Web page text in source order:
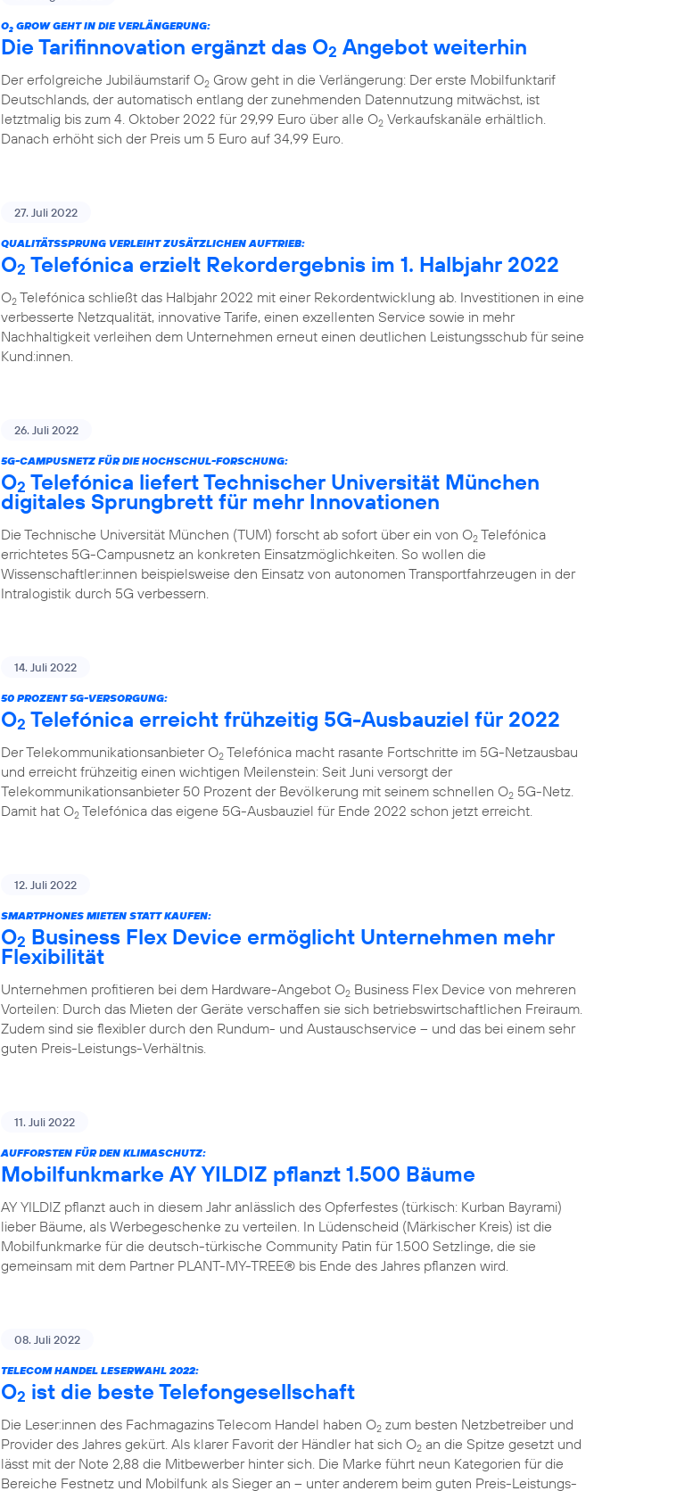
O2 GROW GEHT IN DIE VERLÄNGERUNG:
Die Tarifinnovation ergänzt das O2 Angebot weiterhin
Der erfolgreiche Jubiläumstarif O2 Grow geht in die Verlängerung: Der erste Mobilfunktarif
Deutschlands, der automatisch entlang der zunehmenden Datennutzung mitwächst, ist
letztmalig bis zum 4. Oktober 2022 für 29,99 Euro über alle O2 Verkaufskanäle erhältlich.
Danach erhöht sich der Preis um 5 Euro auf 34,99 Euro.
27. Juli 2022
QUALITÄTSSPRUNG VERLEIHT ZUSÄTZLICHEN AUFTRIEB:
O2 Telefónica erzielt Rekordergebnis im 1. Halbjahr 2022
O2 Telefónica schließt das Halbjahr 2022 mit einer Rekordentwicklung ab. Investitionen in eine
verbesserte Netzqualität, innovative Tarife, einen exzellenten Service sowie in mehr
Nachhaltigkeit verleihen dem Unternehmen erneut einen deutlichen Leistungsschub für seine
Kund:innen.
26. Juli 2022
5G-CAMPUSNETZ FÜR DIE HOCHSCHUL-FORSCHUNG:
O2 Telefónica liefert Technischer Universität München
digitales Sprungbrett für mehr Innovationen
Die Technische Universität München (TUM) forscht ab sofort über ein von O2 Telefónica
errichtetes 5G-Campusnetz an konkreten Einsatzmöglichkeiten. So wollen die
Wissenschaftler:innen beispielsweise den Einsatz von autonomen Transportfahrzeugen in der
Intralogistik durch 5G verbessern.
14. Juli 2022
50 PROZENT 5G-VERSORGUNG:
O2 Telefónica erreicht frühzeitig 5G-Ausbauziel für 2022
Der Telekommunikationsanbieter O2 Telefónica macht rasante Fortschritte im 5G-Netzausbau
und erreicht frühzeitig einen wichtigen Meilenstein: Seit Juni versorgt der
Telekommunikationsanbieter 50 Prozent der Bevölkerung mit seinem schnellen O2 5G-Netz.
Damit hat O2 Telefónica das eigene 5G-Ausbauziel für Ende 2022 schon jetzt erreicht.
12. Juli 2022
SMARTPHONES MIETEN STATT KAUFEN:
O2 Business Flex Device ermöglicht Unternehmen mehr
Flexibilität
Unternehmen profitieren bei dem Hardware-Angebot O2 Business Flex Device von mehreren
Vorteilen: Durch das Mieten der Geräte verschaffen sie sich betriebswirtschaftlichen Freiraum.
Zudem sind sie flexibler durch den Rundum- und Austauschservice – und das bei einem sehr
guten Preis-Leistungs-Verhältnis.
11. Juli 2022
AUFFORSTEN FÜR DEN KLIMASCHUTZ:
Mobilfunkmarke AY YILDIZ pflanzt 1.500 Bäume
AY YILDIZ pflanzt auch in diesem Jahr anlässlich des Opferfestes (türkisch: Kurban Bayrami)
lieber Bäume, als Werbegeschenke zu verteilen. In Lüdenscheid (Märkischer Kreis) ist die
Mobilfunkmarke für die deutsch-türkische Community Patin für 1.500 Setzlinge, die sie
gemeinsam mit dem Partner PLANT-MY-TREE® bis Ende des Jahres pflanzen wird.
08. Juli 2022
TELECOM HANDEL LESERWAHL 2022:
O2 ist die beste Telefongesellschaft
Die Leser:innen des Fachmagazins Telecom Handel haben O2 zum besten Netzbetreiber und
Provider des Jahres gekürt. Als klarer Favorit der Händler hat sich O2 an die Spitze gesetzt und
lässt mit der Note 2,88 die Mitbewerber hinter sich. Die Marke führt neun Kategorien für die
Bereiche Festnetz und Mobilfunk als Sieger an – unter anderem beim guten Preis-Leistungs-